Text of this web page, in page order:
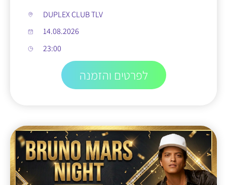
DUPLEX CLUB TLV
14.08.2026
23:00
לפרטים והזמנה